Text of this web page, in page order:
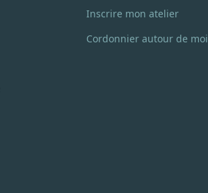
Inscrire mon atelier
Cordonnier autour de moi